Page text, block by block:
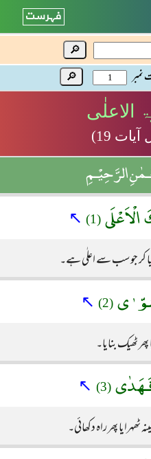
🔎
🔎
الاعلٰی
19)
الرَّحِيْـمِ
(1)
↖
کر جو سب سے اعلٰی ہے۔
ى (2)
↖
ٹھیک بنایا۔
(3)
↖
پھر راہ دکھائی۔